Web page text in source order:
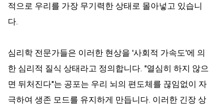
적으로 우리를 가장 무기력한 상태로 몰아넣고 있습니
다.
심리학 전문가들은 이러한 현상을 '사회적 가속도'에 의
한 심리적 질식 상태라고 정의합니다. "열심히 하지 않으
면 뒤처진다"는 공포는 우리 뇌의 편도체를 끊임없이 자
극하여 생존 모드를 유지하게 만듭니다. 이러한 긴장 상